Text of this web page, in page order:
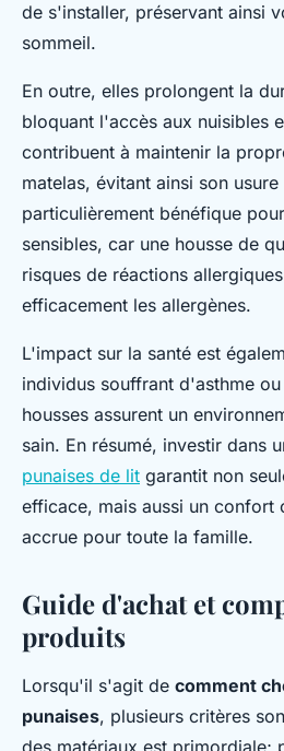
de s'installer, préservant ainsi
sommeil.
En outre, elles prolongent la
bloquant l'accès aux nuisibles
contribuent à maintenir la
matelas, évitant ainsi son
particulièrement bénéfique
sensibles, car une housse de
risques de réactions
efficacement les allergènes.
L'impact sur la santé est
individus souffrant d'asthme
housses assurent un
sain. En résumé, investir dans
punaises de lit garantit non
efficace, mais aussi un confort
accrue pour toute la famille.
Guide d'achat et
produits
Lorsqu'il s'agit de comment
punaises, plusieurs critères